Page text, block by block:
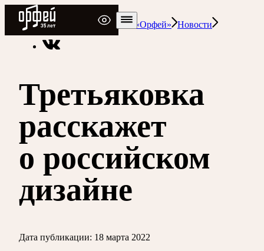
Радио Орфей
Радио классической музыки «Орфей»
Новости
Третьяковка
расскажет
о российском
дизайне
Дата публикации: 18 марта 2022